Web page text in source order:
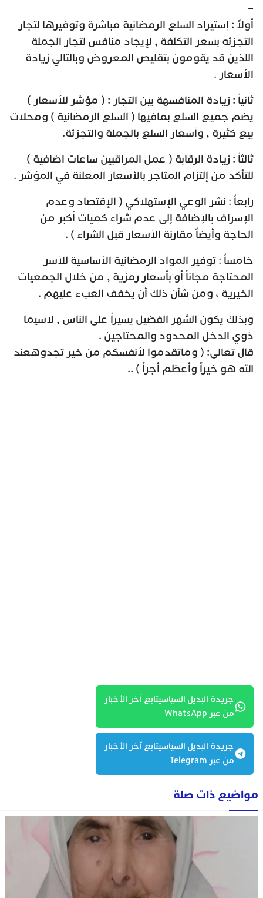
–
أولاً : إستيراد السلع الرمضانية مباشرة وتوفيرها لتجار
التجزئه بسعر التكلفة , لإيجاد منافس لتجار الجملة
اللذين قد يقومون بتقليص المعروض وبالتالي زيادة
الأسعار .
ثانياً : زيادة المنافسهة بين التجار : ( مؤشر للأسعار )
يضم جميع السلع بمافيها ( السلع الرمضانية ) ومحلات
بيع كثيرة , وأسعار السلع بالجملة والتجزئة.
ثالثاً : زيادة الرقابة ( عمل المراقبين ساعات اضافية )
للتأكد من إلتزام المتاجر بالأسعار المعلنة في المؤشر .
رابعاً : نشر الوعي الإستهلاكي ( الإقتصاد وعدم
الإسراف بالإضافة إلى عدم شراء كميات أكبر من
الحاجة وأيضاً مقارنة الأسعار قبل الشراء ) .
خامساً : توفير المواد الرمضانية الأساسية للأسر
المحتاجة مجاناً أو بأسعار رمزية , من خلال الجمعيات
الخيرية ، ومن شأن ذلك أن يخفف العبء عليهم .
وبذلك يكون الشهر الفضيل يسيراً على الناس , لاسيما
ذوي الدخل المحدود والمحتاجين .
قال تعالى: ( وماتقدموا لأنفسكم من خير تجدوهعند
الله هو خيراً وأعظم أجراً ) ..
جريدة البديل السياسيتابع آخر الأخبار
من عبر WhatsApp
جريدة البديل السياسيتابع آخر الأخبار
من عبر Telegram
مواضيع ذات صلة